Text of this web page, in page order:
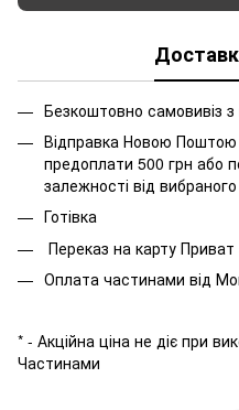
Безкоштовно самовивіз
Відправка Новою Поштою
предоплати 500 грн або
залежності від
Готівка
Переказ на карту
Оплата частинами від
* - Акційна ціна не діє при
Частинами